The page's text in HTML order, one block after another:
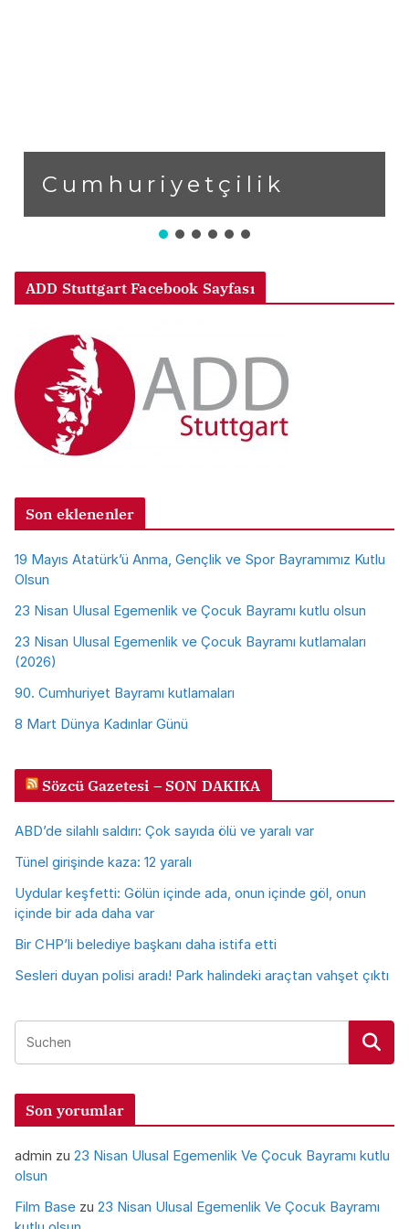
Cumhuriyetçilik
ADD Stuttgart Facebook Sayfası
Son eklenenler
19 Mayıs Atatürk’ü Anma, Gençlik ve Spor Bayramımız Kutlu
Olsun
23 Nisan Ulusal Egemenlik ve Çocuk Bayramı kutlu olsun
23 Nisan Ulusal Egemenlik ve Çocuk Bayramı kutlamaları
(2026)
90. Cumhuriyet Bayramı kutlamaları
8 Mart Dünya Kadınlar Günü
Sözcü Gazetesi – SON DAKIKA
ABD’de silahlı saldırı: Çok sayıda ölü ve yaralı var
Tünel girişinde kaza: 12 yaralı
Uydular keşfetti: Gölün içinde ada, onun içinde göl, onun
içinde bir ada daha var
Bir CHP’li belediye başkanı daha istifa etti
Sesleri duyan polisi aradı! Park halindeki araçtan vahşet çıktı
Son yorumlar
admin zu 23 Nisan Ulusal Egemenlik Ve Çocuk Bayramı kutlu
olsun
Film Base zu 23 Nisan Ulusal Egemenlik Ve Çocuk Bayramı